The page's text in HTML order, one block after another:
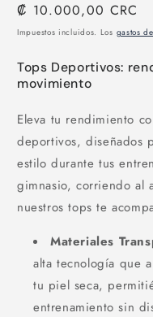
Precio
habitual
₡ 10.000,00 CRC
Impuestos incluidos. Los gastos
Tops Deportivos:
movimiento
Eleva tu rendimiento
deportivos, diseñados
estilo durante tus
gimnasio, corriendo al
nuestros tops te
Materiales
alta tecnología que
tu piel seca,
entrenamiento sin